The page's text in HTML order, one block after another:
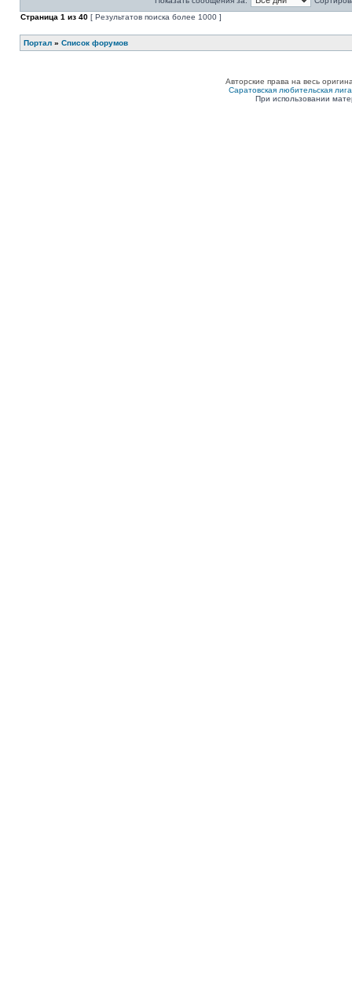
Страница 1 из 40 [ Результатов поиска более 1000 ]
Портал » Список форумов
Авторские права на весь
Саратовская любительская
При использовании